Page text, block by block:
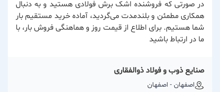
در صورتی که فروشنده اشک برش فولادی هستید و به دنبال
همکاری مطمئن و بلندمدت می‌گردید، آماده خرید مستقیم بار
شما هستیم. برای اطلاع از قیمت روز و هماهنگی فروش بار، با
ما در ارتباط باشید
صنایع ذوب و فولاد ذوالفقاری
اصفهان - اصفهان